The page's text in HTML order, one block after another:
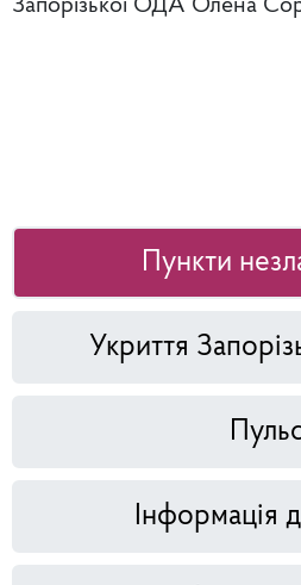
Запорізької ОДА Олена
Пункти
Укриття
Інформація